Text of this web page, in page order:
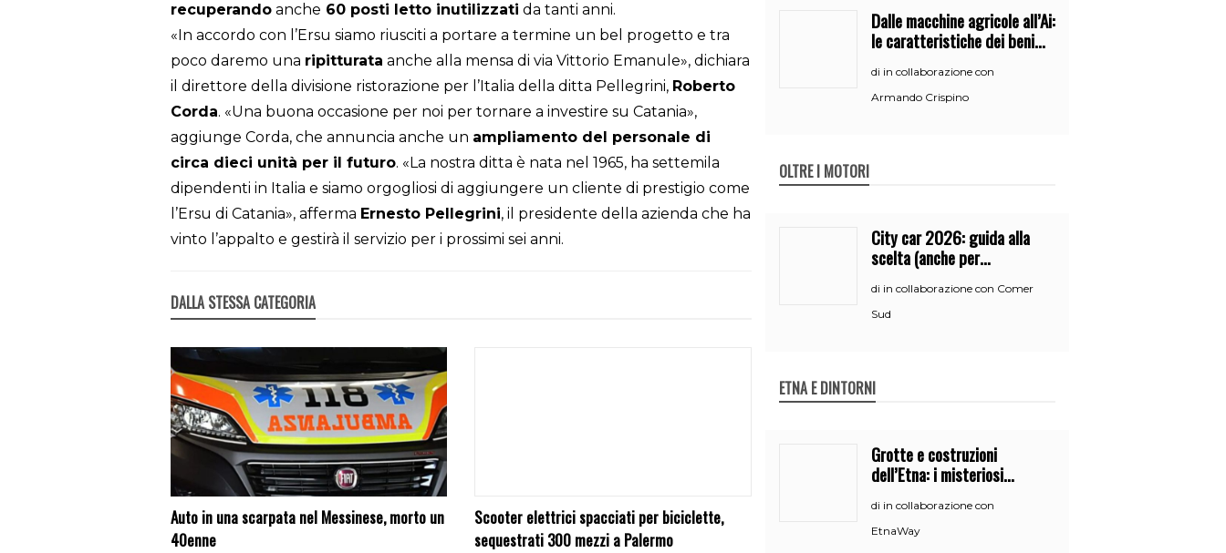
recuperando anche 60 posti letto inutilizzati da tanti anni.
«In accordo con l’Ersu siamo riusciti a portare a termine un bel progetto e tra
poco daremo una ripitturata anche alla mensa di via Vittorio Emanule», dichiara
il direttore della divisione ristorazione per l’Italia della ditta Pellegrini, Roberto
Corda. «Una buona occasione per noi per tornare a investire su Catania»,
aggiunge Corda, che annuncia anche un ampliamento del personale di
circa dieci unità per il futuro. «La nostra ditta è nata nel 1965, ha settemila
dipendenti in Italia e siamo orgogliosi di aggiungere un cliente di prestigio come
l’Ersu di Catania», afferma Ernesto Pellegrini, il presidente della azienda che ha
vinto l’appalto e gestirà il servizio per i prossimi sei anni.
DALLA STESSA CATEGORIA
Auto in una scarpata nel Messinese, morto un
40enne
Scooter elettrici spacciati per biciclette,
sequestrati 300 mezzi a Palermo
Dalle macchine agricole all’Ai:
le caratteristiche dei beni
all’iperammortamento
di in collaborazione con
Armando Crispino
OLTRE I MOTORI
City car 2026: guida alla
scelta (anche per
neopatentati)
di in collaborazione con Comer
Sud
ETNA E DINTORNI
Grotte e costruzioni
dell’Etna: i misteriosi
di in collaborazione con
EtnaWay